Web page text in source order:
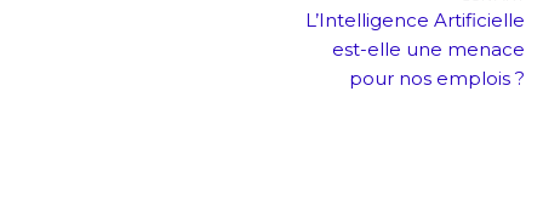
L’Intelligence Artificielle
est-elle une menace
pour nos emplois ?